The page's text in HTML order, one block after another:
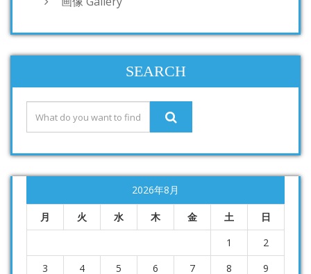
SEARCH
2026年8月
月 火 水 木 金 土
日
1
2
3
4 5 6 7 8
9